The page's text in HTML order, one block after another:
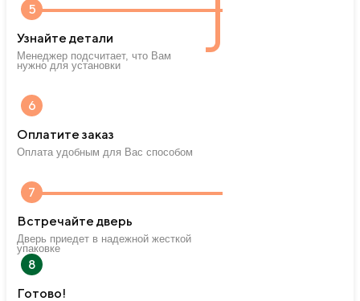
5
Узнайте детали
Менеджер подсчитает, что Вам
нужно для установки
6
Оплатите заказ
Оплата удобным для Вас способом
7
Встречайте дверь
Дверь приедет в надежной жесткой
упаковке
8
Готово!